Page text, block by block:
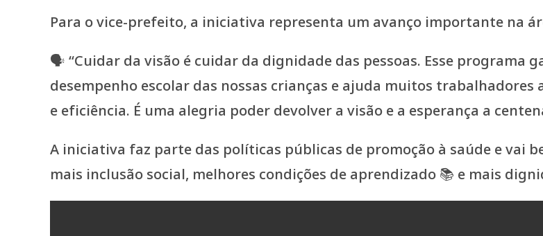
Para o vice-prefeito, a iniciativa representa um avanço importante na
🗣️ “Cuidar da visão é cuidar da dignidade das pessoas. Esse programa
desempenho escolar das nossas crianças e ajuda muitos trabalhadores
e eficiência. É uma alegria poder devolver a visão e a esperança a
A iniciativa faz parte das políticas públicas de promoção à saúde e vai
mais inclusão social, melhores condições de aprendizado 📚 e mais